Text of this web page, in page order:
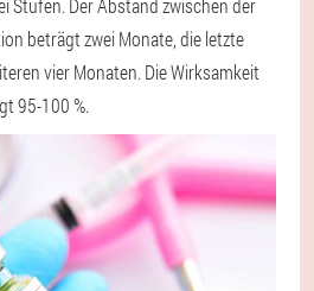
beträgt zwei Monate, die letzte
vier Monaten. Die Wirksamkeit
95-100 %.